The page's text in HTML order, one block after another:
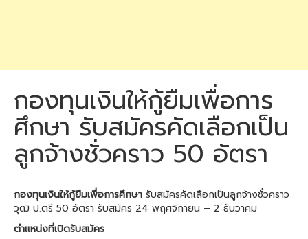
กองทุนเงินให้กู้ยืมเพื่อการ
ศึกษา รับสมัครคัดเลือกเป็น
ลูกจ้างชั่วคราว 50 อัตรา
กองทุนเงินให้กู้ยืมเพื่อการศึกษา รับสมัครคัดเลือกเป็นลูกจ้างชั่วคราว
วุฒิ ป.ตรี 50 อัตรา รับสมัคร 24 พฤศจิกายน – 2 ธันวาคม
ตำแหน่งที่เปิดรับสมัคร